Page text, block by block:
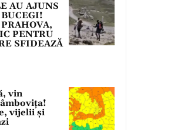
AU AJUNS
PENTRU
SFIDEAZĂ
vin
vijelii și